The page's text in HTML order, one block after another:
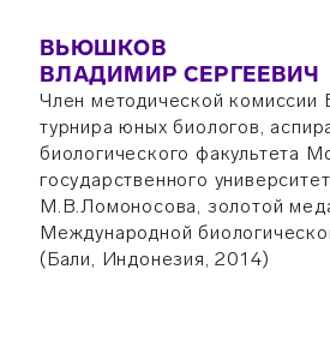
ВЬЮШКОВ
ВЛАДИМИР СЕРГЕЕВИЧ
Член методической комиссии
турнира юных биологов,
биологического факультета
государственного
М.В.Ломоносова, золотой
Международной
(Бали, Индонезия, 2014)